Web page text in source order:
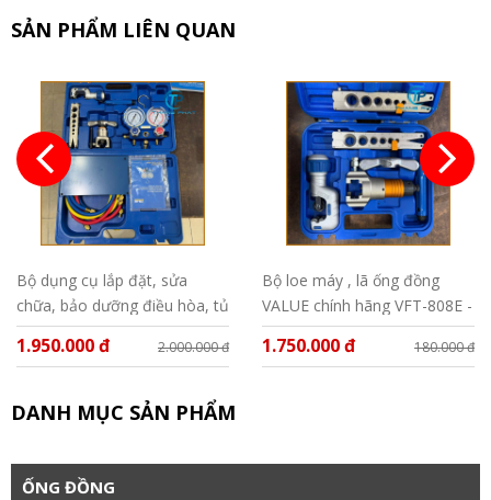
SẢN PHẨM LIÊN QUAN
Bộ dụng cụ lắp đặt, sửa
chữa, bảo dưỡng điều hòa, tủ
lạnh Value VTB - 05
1.950.000 đ 2.000.000 đ
Bộ loe máy , lã ống đồng
VALUE chính hãng VFT-808E -
MIS
1.750.000 đ 180.000 đ
DANH MỤC SẢN PHẨM
ỐNG ĐỒNG